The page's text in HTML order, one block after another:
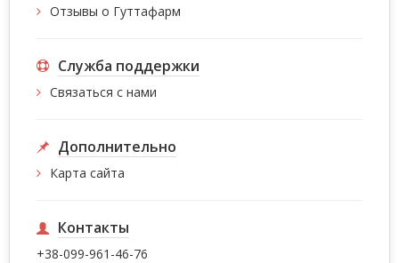
Отзывы о Гуттафарм
Служба поддержки
Связаться с нами
Дополнительно
Карта сайта
Контакты
+38-099-961-46-76